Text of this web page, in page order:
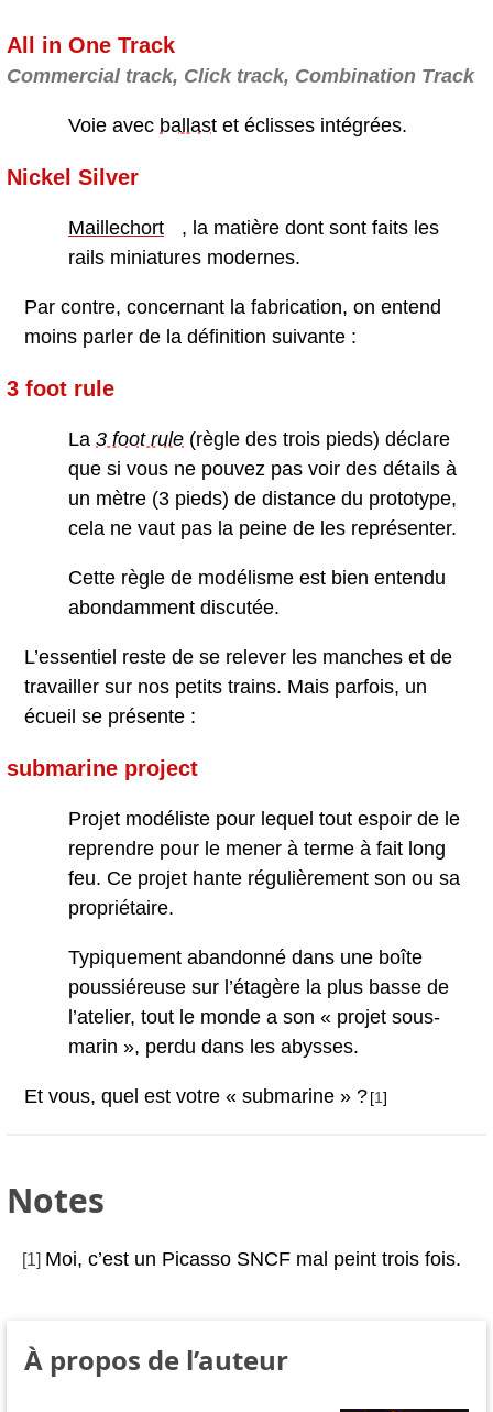
All in One Track
Commercial track, Click track, Combination Track
Voie avec ballast et éclisses intégrées.
Nickel Silver
Maillechort
, la matière dont sont faits les
rails miniatures modernes.
Par contre, concernant la fabrication, on entend
moins parler de la définition suivante :
3 foot rule
La 3 foot rule (règle des trois pieds) déclare
que si vous ne pouvez pas voir des détails à
un mètre (3 pieds) de distance du prototype,
cela ne vaut pas la peine de les représenter.
Cette règle de modélisme est bien entendu
abondamment discutée.
L’essentiel reste de se relever les manches et de
travailler sur nos petits trains. Mais parfois, un
écueil se présente :
submarine project
Projet modéliste pour lequel tout espoir de le
reprendre pour le mener à terme à fait long
feu. Ce projet hante régulièrement son ou sa
propriétaire.
Typiquement abandonné dans une boîte
poussiéreuse sur l’étagère la plus basse de
l’atelier, tout le monde a son « projet sous-
marin », perdu dans les abysses.
Et vous, quel est votre « submarine » ?[1]
Notes
[1] Moi, c’est un Picasso SNCF mal peint trois fois.
À propos de l’auteur